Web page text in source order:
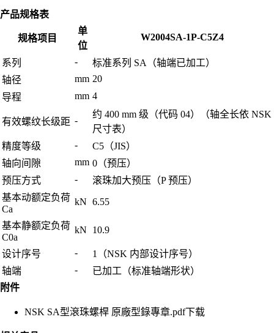
产品规格表
规格项目
单
位
W2004SA-1P-C5Z4
系列 -
标准系列 SA（轴端已加工）
轴径
mm 20
导程
mm 4
有效螺纹长级距 -
约 400 mm 级（代码 04）（轴全长依 NSK
尺寸表）
精度等级
-
C5（JIS）
轴向间隙
mm 0（预压）
预压方式
-
滚珠加大预压（P 预压）
基本动额定负荷
Ca
kN 6.55
基本静额定负荷
C0a
kN 10.9
设计序号 -
1（NSK 内部设计序号）
轴端
-
已加工（标准轴端形状）
附件
NSK SA型滾珠螺桿 原廠型錄專章.pdf下载